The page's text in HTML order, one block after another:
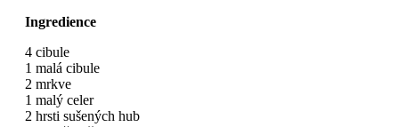
Ingredience
4 cibule
1 malá cibule
2 mrkve
1 malý celer
2 hrsti sušených hub